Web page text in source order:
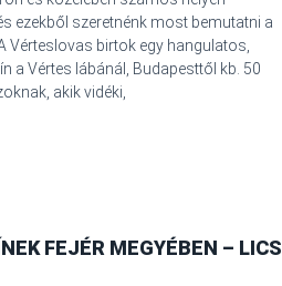
ezekből szeretnénk most bemutatni a
Vérteslovas birtok egy hangulatos,
a Vértes lábánál, Budapesttől kb. 50
akik vidéki,
FEJÉR MEGYÉBEN – LICS